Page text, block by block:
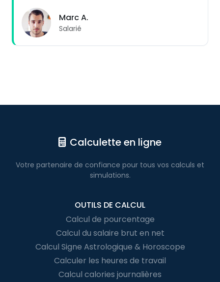
Marc A.
Salarié
Calculette en ligne
Votre partenaire de confiance pour tous vos calculs et
simulations.
OUTILS DE CALCUL
Calcul de pourcentage
Calcul du salaire brut en net
Calcul Signe Astrologique & Horoscope
Calculer les heures de travail
Calcul calories journalières